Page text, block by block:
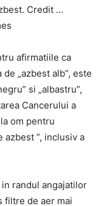
Credit …
afirmatiile ca
„azbest alb”, este
si „albastru”,
Cancerului a
om pentru
”, inclusiv a
randul angajatilor
filtre de aer mai